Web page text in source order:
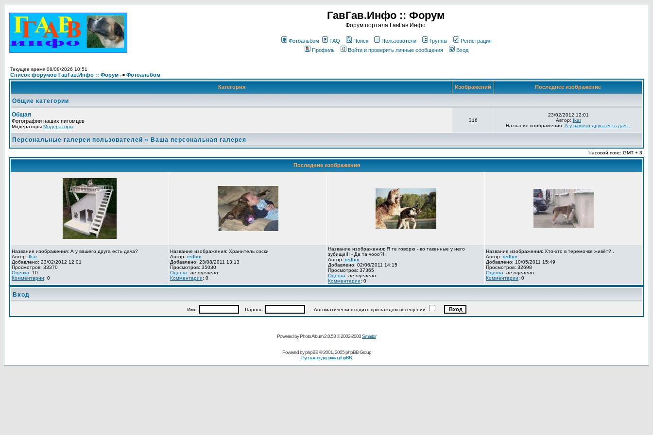
ГавГав.Инфо :: Форум
Форум портала ГавГав.Инфо
Фотоальбом FAQ Поиск Пользователи Группы
Регистрация
Профиль
Войти и проверить личные сообщения Вход
Текущее время 08/08/2026 10:51
Список форумов ГавГав.Инфо :: Форум -> Фотоальбом
Категория Изображений Последнее изображение
Общие категории
Общая
Фотографии наших питомцев
Модераторы Модераторы
316
23/02/2012 12:01
Автор: Ikar
Название изображения: А у вашего друга есть дач...
Персональные галереи пользователей » Ваша персональная галерея
Часовой пояс: GMT + 3
Последние изображения
Название изображения: А у вашего друга есть дача?
Автор: Ikar
Добавлено: 23/02/2012 12:01
Просмотров: 33370
Оценка: 10
Комментарии: 0
Название изображения: Хранитель соски
Автор: redbor
Добавлено: 23/08/2011 13:13
Просмотров: 35030
Оценка: не оценено
Комментарии: 0
Название изображения: Я те говорю - во такенные у него
зубищи!!! - Да та чооо?!!
Автор: redbor
Добавлено: 02/06/2011 14:15
Просмотров: 37365
Оценка: не оценено
Комментарии: 0
Название изображения: Хто-хто в теремочке живёт?..
Автор: redbor
Добавлено: 10/05/2011 15:49
Просмотров: 32698
Оценка: не оценено
Комментарии: 0
Вход
Имя: Пароль: Автоматически входить при каждом посещении
Powered by Photo Album 2.0.53 © 2002-2003Smartor
Powered byphpBB© 2001, 2005 phpBB Group
Русская поддержка phpBB